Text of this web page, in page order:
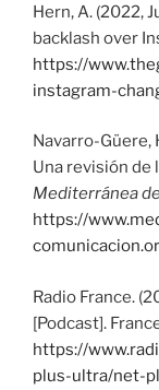
Hern, A. (2022,
backlash over
https://
instagram-
Navarro-Güere,
Una revisión de
Mediterránea
https://
Radio France.
[Podcast].
https://
plus-ultra/net-